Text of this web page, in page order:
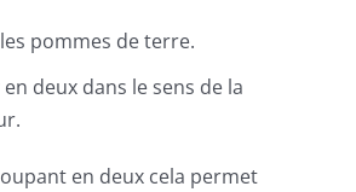
pommes de terre.
deux dans le sens de la
en deux cela permet